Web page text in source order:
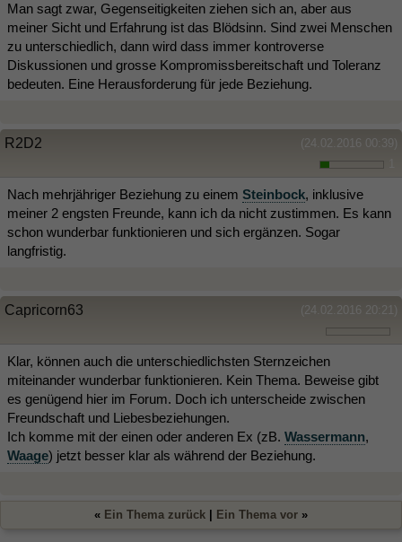
Man sagt zwar, Gegenseitigkeiten ziehen sich an, aber aus
meiner Sicht und Erfahrung ist das Blödsinn. Sind zwei Menschen
zu unterschiedlich, dann wird dass immer kontroverse
Diskussionen und grosse Kompromissbereitschaft und Toleranz
bedeuten. Eine Herausforderung für jede Beziehung.
(24.02.2016 00:39)
R2D2
Nach mehrjähriger Beziehung zu einem Steinbock, inklusive
meiner 2 engsten Freunde, kann ich da nicht zustimmen. Es kann
schon wunderbar funktionieren und sich ergänzen. Sogar
langfristig.
(24.02.2016 20:21)
Capricorn63
Klar, können auch die unterschiedlichsten Sternzeichen
miteinander wunderbar funktionieren. Kein Thema. Beweise gibt
es genügend hier im Forum. Doch ich unterscheide zwischen
Freundschaft und Liebesbeziehungen.
Ich komme mit der einen oder anderen Ex (zB. Wassermann,
Waage) jetzt besser klar als während der Beziehung.
« Ein Thema zurück Ein Thema vor »